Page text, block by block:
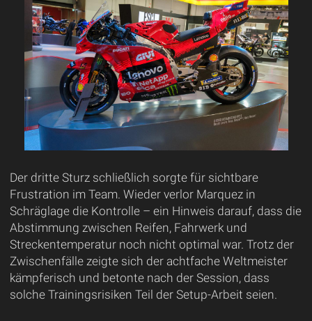
Der dritte Sturz schließlich sorgte für sichtbare
Frustration im Team. Wieder verlor Marquez in
Schräglage die Kontrolle – ein Hinweis darauf, dass die
Abstimmung zwischen Reifen, Fahrwerk und
Streckentemperatur noch nicht optimal war. Trotz der
Zwischenfälle zeigte sich der achtfache Weltmeister
kämpferisch und betonte nach der Session, dass
solche Trainingsrisiken Teil der Setup-Arbeit seien.